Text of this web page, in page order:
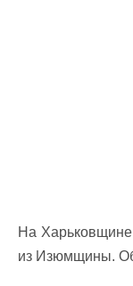
На
из Изюмщины.